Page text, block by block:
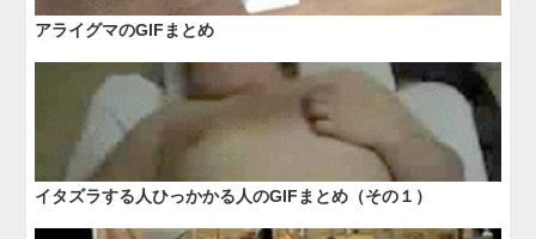
アライグマのGIFまとめ
イタズラする人ひっかかる人のGIFまとめ（その１）